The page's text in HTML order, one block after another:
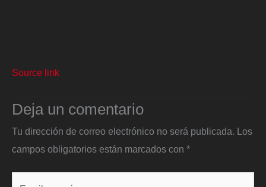
Source link
Deja un comentario
Tu dirección de correo electrónico no será publicada. Los
campos obligatorios están marcados con *